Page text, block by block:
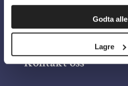
Godta alle
Lagre
Information in English
Bilder fra Colourbox.com
Kontakt oss